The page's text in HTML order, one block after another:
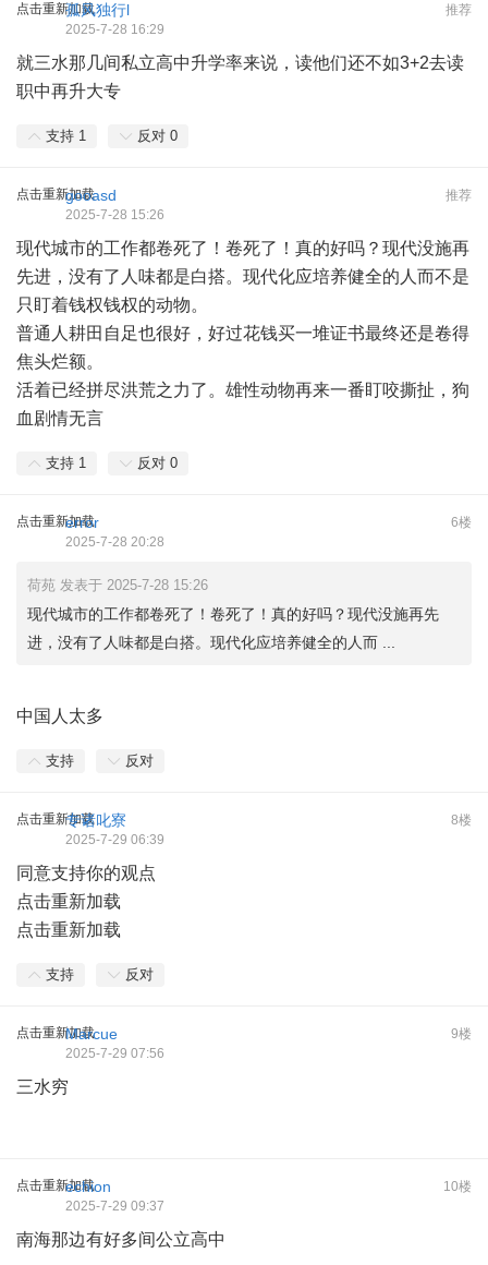
点击重新加载 推荐
孤风独行l
2025-7-28 16:29
就三水那几间私立高中升学率来说，读他们还不如3+2去读
职中再升大专
支持 1 反对 0
点击重新加载 推荐
gooasd
2025-7-28 15:26
现代城市的工作都卷死了！卷死了！真的好吗？现代没施再
先进，没有了人味都是白搭。现代化应培养健全的人而不是
只盯着钱权钱权的动物。
普通人耕田自足也很好，好过花钱买一堆证书最终还是卷得
焦头烂额。
活着已经拼尽洪荒之力了。雄性动物再来一番盯咬撕扯，狗
血剧情无言
支持 1 反对 0
点击重新加载 6楼
error
2025-7-28 20:28
荷苑 发表于 2025-7-28 15:26
现代城市的工作都卷死了！卷死了！真的好吗？现代没施再先
进，没有了人味都是白搭。现代化应培养健全的人而 ...
中国人太多
支持 反对
点击重新加载 8楼
专诸叱寮
2025-7-29 06:39
同意支持你的观点
点击重新加载
点击重新加载
支持 反对
点击重新加载 9楼
Marcue
2025-7-29 07:56
三水穷
点击重新加载 10楼
echion
2025-7-29 09:37
南海那边有好多间公立高中